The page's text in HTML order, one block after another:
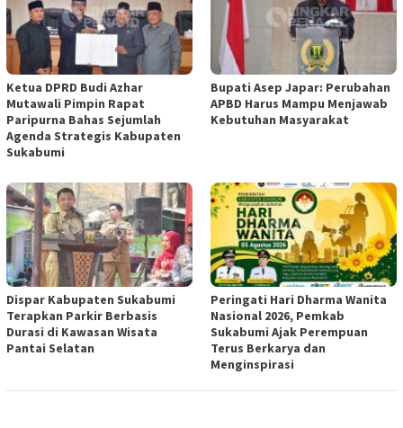
Ketua DPRD Budi Azhar
Mutawali Pimpin Rapat
Paripurna Bahas Sejumlah
Agenda Strategis Kabupaten
Sukabumi
Bupati Asep Japar: Perubahan
APBD Harus Mampu Menjawab
Kebutuhan Masyarakat
Dispar Kabupaten Sukabumi
Terapkan Parkir Berbasis
Durasi di Kawasan Wisata
Pantai Selatan
Peringati Hari Dharma Wanita
Nasional 2026, Pemkab
Sukabumi Ajak Perempuan
Terus Berkarya dan
Menginspirasi